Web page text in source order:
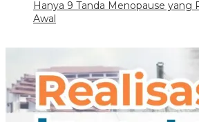
Hanya 9 Tanda Menopause yang
Awal